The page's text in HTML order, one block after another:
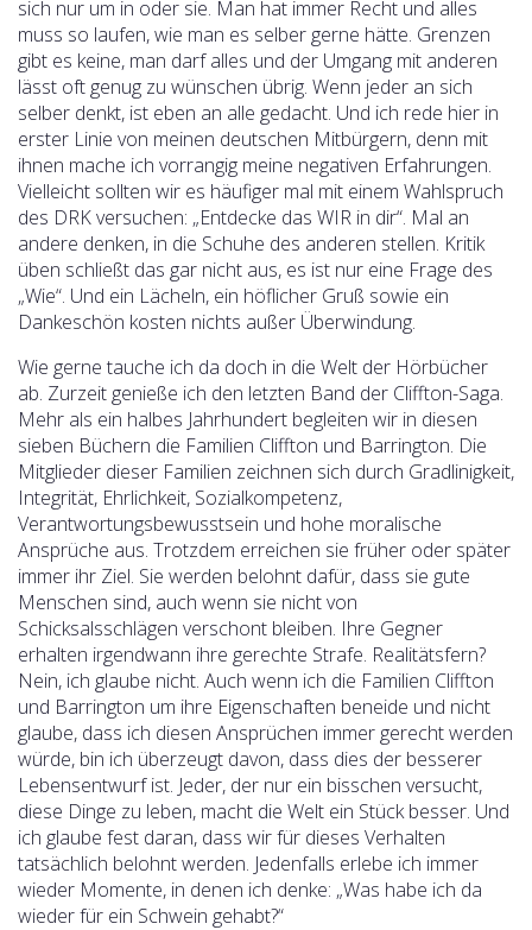
sich nur um in oder sie. Man hat immer Recht und alles
muss so laufen, wie man es selber gerne hätte. Grenzen
gibt es keine, man darf alles und der Umgang mit anderen
lässt oft genug zu wünschen übrig. Wenn jeder an sich
selber denkt, ist eben an alle gedacht. Und ich rede hier in
erster Linie von meinen deutschen Mitbürgern, denn mit
ihnen mache ich vorrangig meine negativen Erfahrungen.
Vielleicht sollten wir es häufiger mal mit einem Wahlspruch
des DRK versuchen: „Entdecke das WIR in dir“. Mal an
andere denken, in die Schuhe des anderen stellen. Kritik
üben schließt das gar nicht aus, es ist nur eine Frage des
„Wie“. Und ein Lächeln, ein höflicher Gruß sowie ein
Dankeschön kosten nichts außer Überwindung.
Wie gerne tauche ich da doch in die Welt der Hörbücher
ab. Zurzeit genieße ich den letzten Band der Cliffton-Saga.
Mehr als ein halbes Jahrhundert begleiten wir in diesen
sieben Büchern die Familien Cliffton und Barrington. Die
Mitglieder dieser Familien zeichnen sich durch Gradlinigkeit,
Integrität, Ehrlichkeit, Sozialkompetenz,
Verantwortungsbewusstsein und hohe moralische
Ansprüche aus. Trotzdem erreichen sie früher oder später
immer ihr Ziel. Sie werden belohnt dafür, dass sie gute
Menschen sind, auch wenn sie nicht von
Schicksalsschlägen verschont bleiben. Ihre Gegner
erhalten irgendwann ihre gerechte Strafe. Realitätsfern?
Nein, ich glaube nicht. Auch wenn ich die Familien Cliffton
und Barrington um ihre Eigenschaften beneide und nicht
glaube, dass ich diesen Ansprüchen immer gerecht werden
würde, bin ich überzeugt davon, dass dies der besserer
Lebensentwurf ist. Jeder, der nur ein bisschen versucht,
diese Dinge zu leben, macht die Welt ein Stück besser. Und
ich glaube fest daran, dass wir für dieses Verhalten
tatsächlich belohnt werden. Jedenfalls erlebe ich immer
wieder Momente, in denen ich denke: „Was habe ich da
wieder für ein Schwein gehabt?“